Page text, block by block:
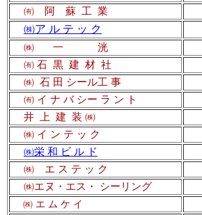
㈲ 阿 蘇 工 業
㈱ア ル テ ッ ク
㈱ 一 洸
㈲ 石 黒 建 材 社
㈱ 石 田 シール工 事
㈲ イ ナ バ シー ラ ン ト
井 上 建 装 ㈱
㈱ イ ン テ ッ ク
㈱栄 和 ビ ル ド
㈱ エ ス テ ッ ク
㈱エヌ・エス・ シーリング
㈱ エ ム ケ イ